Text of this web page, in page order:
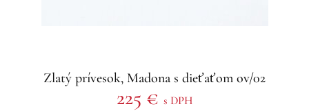
Zlatý prívesok, Madona s dieťaťom ov/02
225 € s DPH